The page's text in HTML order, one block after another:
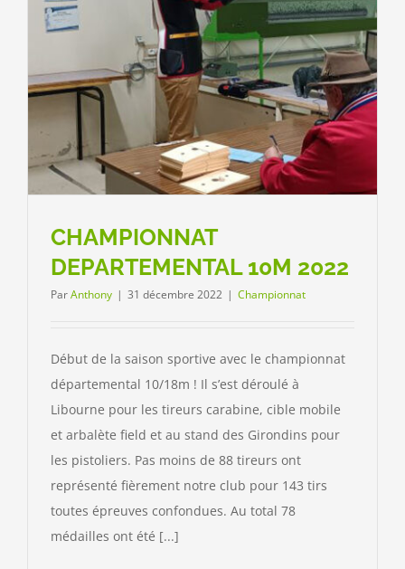
CHAMPIONNAT
DEPARTEMENTAL 10M 2022
ParAnthony | 31 décembre 2022 | Championnat
Début de la saison sportive avec le championnat
départemental 10/18m ! Il s’est déroulé à
Libourne pour les tireurs carabine, cible mobile
et arbalète field et au stand des Girondins pour
les pistoliers. Pas moins de 88 tireurs ont
représenté fièrement notre club pour 143 tirs
toutes épreuves confondues. Au total 78
médailles ont été [...]